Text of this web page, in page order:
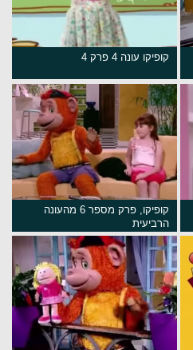
קופיקו עונה 4 פרק 4
קופיקו, פרק מספר 6 מהעונה
הרביעית